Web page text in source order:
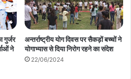
गुर्जर
ने
अन्तर्राष्ट्रीय योग दिवस पर सैकड़ों बच्चों ने
योगाभ्यास से दिया निरोग रहने का संदेश
22/06/2024